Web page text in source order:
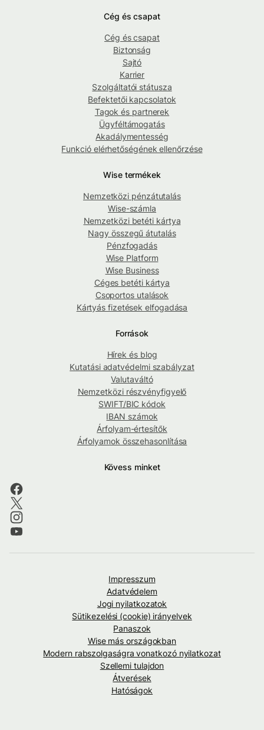
Cég és csapat
Cég és csapat
Biztonság
Sajtó
Karrier
Szolgáltatói státusza
Befektetői kapcsolatok
Tagok és partnerek
Ügyféltámogatás
Akadálymentesség
Funkció elérhetőségének ellenőrzése
Wise termékek
Nemzetközi pénzátutalás
Wise-számla
Nemzetközi betéti kártya
Nagy összegű átutalás
Pénzfogadás
Wise Platform
Wise Business
Céges betéti kártya
Csoportos utalások
Kártyás fizetések elfogadása
Források
Hírek és blog
Kutatási adatvédelmi szabályzat
Valutaváltó
Nemzetközi részvényfigyelő
SWIFT/BIC kódok
IBAN számok
Árfolyam-értesítők
Árfolyamok összehasonlítása
Kövess minket
Impresszum
Adatvédelem
Jogi nyilatkozatok
Sütikezelési (cookie) irányelvek
Panaszok
Wise más országokban
Modern rabszolgaságra vonatkozó nyilatkozat
Szellemi tulajdon
Átverések
Hatóságok